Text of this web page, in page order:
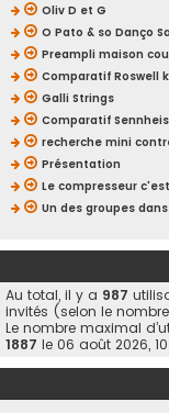
Oliv D et G
O Pato & so Danço
Preampli maison
Comparatif Roswell
Galli Strings
Comparatif
recherche mini
Présentation
Le compresseur
Un des groupes
Au total, il y a 987
invités (selon le
Le nombre maximal
1887 le 06 août 2026,